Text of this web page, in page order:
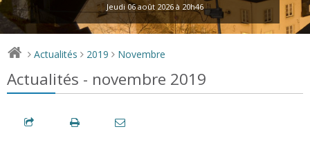
Jeudi 06 août 2026 à 20h46
> Actualités > 2019 > Novembre
Actualités - novembre 2019